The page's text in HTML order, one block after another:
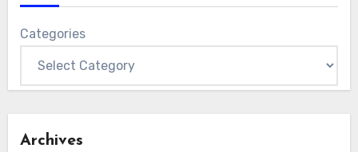
Categories
Archives